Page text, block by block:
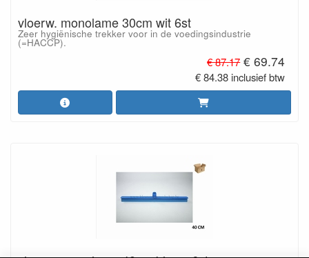
vloerw. monolame 30cm wit 6st
Zeer hygiënische trekker voor in de voedingsindustrie
(=HACCP).
€ 87.17 € 69.74
€ 84.38 inclusief btw